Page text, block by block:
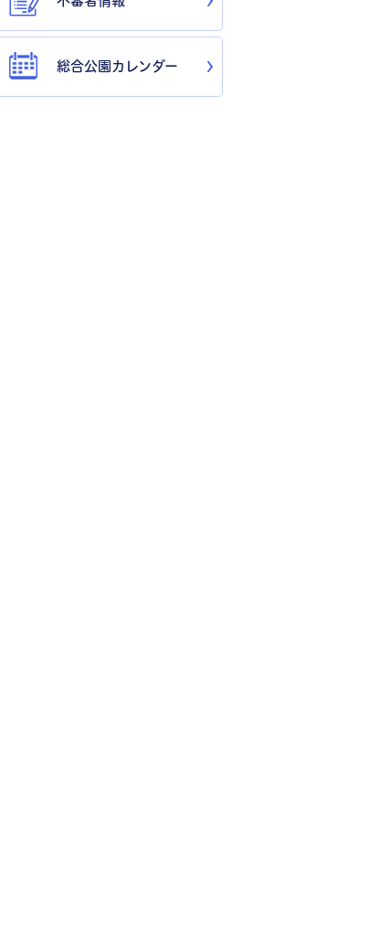
総合公園カレンダー